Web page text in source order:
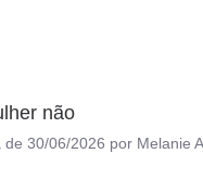
não
de30/06/2026 por Melanie A.